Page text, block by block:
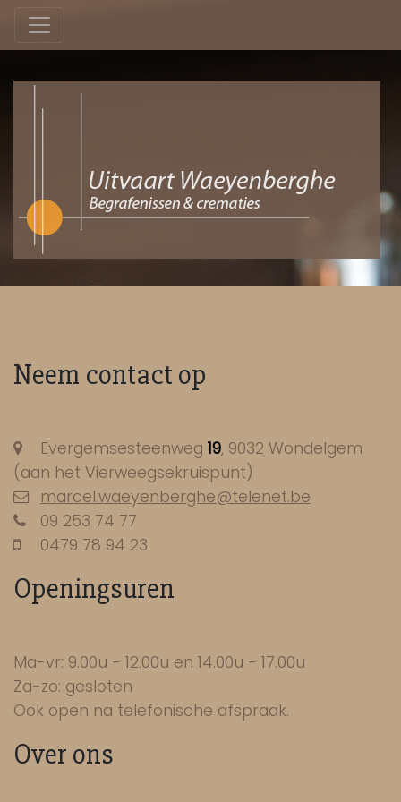
Neem contact op
Evergemsesteenweg 19, 9032 Wondelgem
(aan het Vierweegsekruispunt)
marcel.waeyenberghe@telenet.be
09 253 74 77
0479 78 94 23
Openingsuren
Ma-vr: 9.00u - 12.00u en 14.00u - 17.00u
Za-zo: gesloten
Ook open na telefonische afspraak.
Over ons